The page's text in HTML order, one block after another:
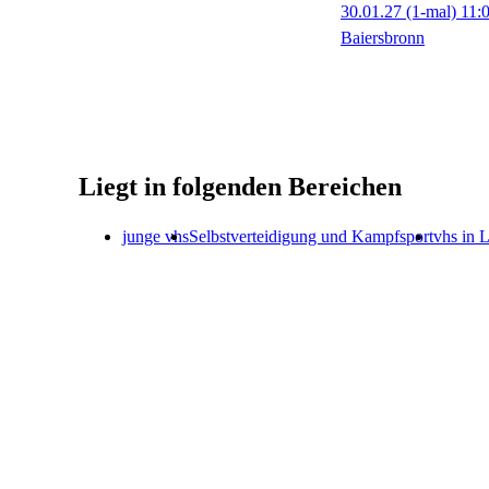
30.01.27 (1-mal)
Baiersbronn
Liegt in folgenden Bereichen
junge vhsSelbstverteidigung und Kampfsportvhs in